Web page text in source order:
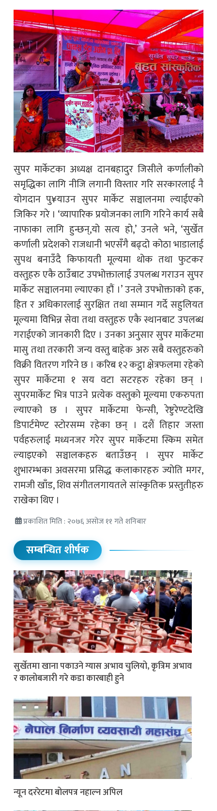
सुपर मार्केटका अध्यक्ष दानबहादुर जिसीले कर्णालीको
समृद्धिका लागि नीजि लगानी विस्तार गरि सरकारलाई नै
योगदान पु¥याउन सुपर मार्केट सञ्चालनमा ल्याईएको
जिकिर गरे । ‘व्यापारिक प्रयोजनका लागि गरिने कार्य सबै
नाफाका लागि हुन्छन्,यो सत्य हो,’ उनले भने, ‘सुर्खेत
कर्णाली प्रदेशको राजधानी भएसँगै बढ्दो कोठा भाडालाई
सुपथ बनाउँदै किफायती मूल्यमा थोक तथा फुटकर
वस्तुहरु एकै ठाउँबाट उपभोक्तालाई उपलब्ध गराउन सुपर
मार्केट सञ्चालनमा ल्याएका हौं ।’ उनले उपभोक्ताको हक,
हित र अधिकारलाई सुरक्षित तथा सम्मान गर्दे सहुलियत
मूल्यमा विभिन्न सेवा तथा वस्तुहरु एकै स्थानबाट उपलब्ध
गराईएको जानकारी दिए । उनका अनुसार सुपर मार्केटमा
मासु तथा तरकारी जन्य वस्तु बाहेक अरु सबै वस्तुहरुको
विक्री वितरण गरिने छ । करिब १२ कट्ठा क्षेत्रफलमा रहेको
सुपर मार्केटमा १ सय वटा सटरहरु रहेका छन् ।
सुपरमार्केट भित्र पाउने प्रत्येक वस्तुको मूल्यमा एकरुपता
ल्याएको छ । सुपर मार्केटमा फेन्सी, रेष्टुरेण्टदेखि
डिपार्टमेण्ट स्टोरसम्म रहेका छन् । दशैं तिहार जस्ता
पर्वहरुलाई मध्यनजर गरेर सुपर मार्केटमा स्किम समेत
ल्याइएको सञ्चालकहरु बताउँछन् । सुपर मार्केट
शुभारम्भका अवसरमा प्रसिद्ध कलाकारहरु ज्योति मगर,
रामजी खाँड, शिव संगीतलगायतले सांस्कृतिक प्रस्तुतीहरु
राखेका थिए ।
प्रकाशित मिति : २०७६ असोज ११ गते शनिबार
सम्बन्धित शीर्षक
सुर्खेतमा खाना पकाउने ग्यास अभाव चुलियो, कृत्रिम अभाव
र कालोबजारी गरे कडा कारबाही हुने
न्यून दररेटमा बोलपत्र नहाल्न अपिल